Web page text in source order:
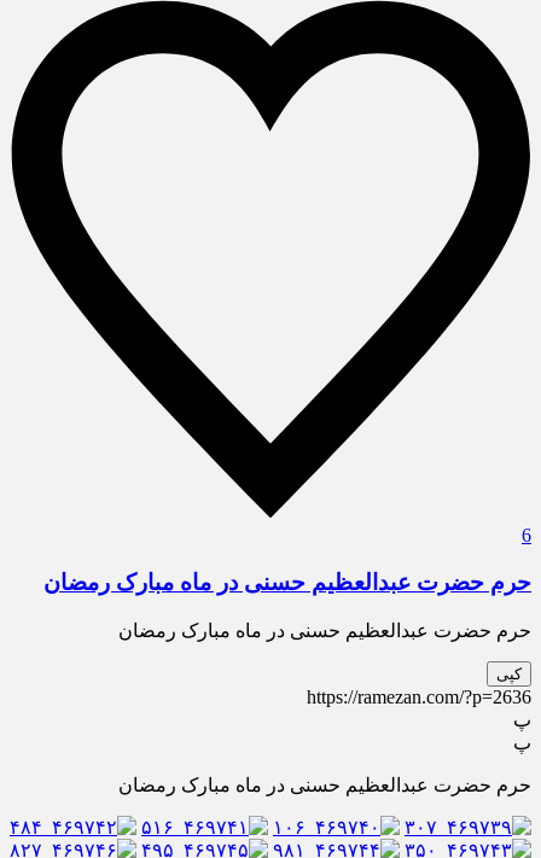
6
حرم حضرت عبدالعظیم حسنی در ماه مبارک رمضان
حرم حضرت عبدالعظیم حسنی در ماه مبارک رمضان
کپی
https://ramezan.com/?p=2636
پ
پ
حرم حضرت عبدالعظیم حسنی در ماه مبارک رمضان